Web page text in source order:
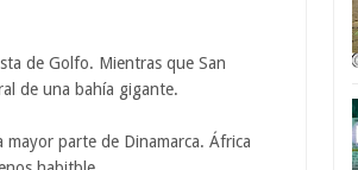
de Golfo. Mientras que San
de una bahía gigante.
mayor parte de Dinamarca. África